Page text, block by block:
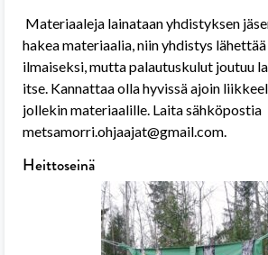
Materiaaleja lainataan yhdistyksen
hakea materiaalia, niin yhdistys
ilmaiseksi, mutta palautuskulut joutuu
itse. Kannattaa olla hyvissä ajoin
jollekin materiaalille. Laita sähköpostia
metsamorri.ohjaajat@gmail.com.
Heittoseinä